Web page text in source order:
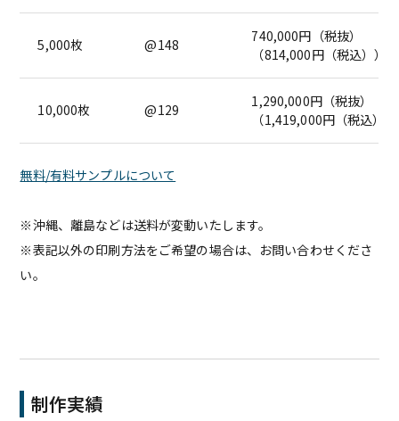
5,000枚 @148
740,000円（税抜）
（814,000円（税込））
10,000枚 @129
1,290,000円（税抜）
（1,419,000円（税込））
無料/有料サンプルについて
※沖縄、離島などは送料が変動いたします。
※表記以外の印刷方法をご希望の場合は、お問い合わせくださ
い。
制作実績